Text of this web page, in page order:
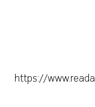
https://